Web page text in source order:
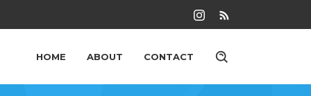
HOME ABOUT CONTACT